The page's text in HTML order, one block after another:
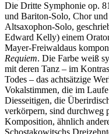
Die Dritte Symphonie op.
und Bariton-Solo, Chor
Altsaxophon-Solo,
Edward Kelly) einem
Mayer-Freiwaldaus
Requiem. Die Farbe weiß
mit deren Tanz – im
Todes – das achtsätzige
Vokalstimmen, die im
Diesseitigen, die
verkörpern, sind durchweg
Komposition, ähnlich
Schostakowitschs